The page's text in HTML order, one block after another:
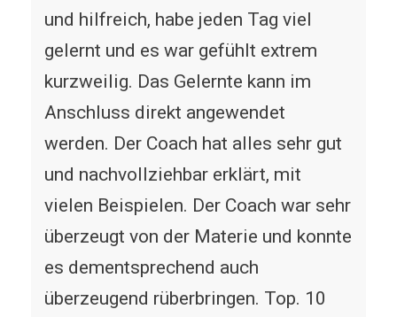
und hilfreich, habe jeden Tag viel
gelernt und es war gefühlt extrem
kurzweilig. Das Gelernte kann im
Anschluss direkt angewendet
werden. Der Coach hat alles sehr gut
und nachvollziehbar erklärt, mit
vielen Beispielen. Der Coach war sehr
überzeugt von der Materie und konnte
es dementsprechend auch
überzeugend rüberbringen. Top. 10